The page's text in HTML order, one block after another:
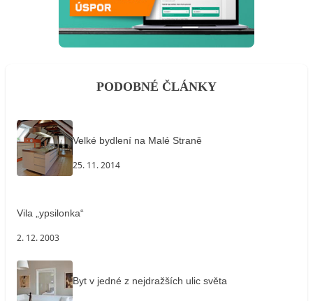
PODOBNÉ ČLÁNKY
Velké bydlení na Malé Straně
25. 11. 2014
Vila „ypsilonka“
2. 12. 2003
Byt v jedné z nejdražších ulic světa